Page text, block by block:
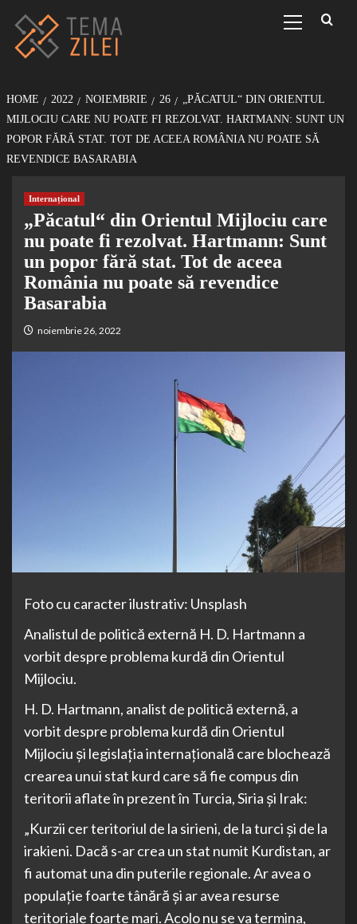
conținut
Menu
HOME 2022 NOIEMBRIE 26
„PĂCATUL“ DIN ORIENTUL
MIJLOCIU CARE NU POATE FI REZOLVAT. HARTMANN: SUNT UN
POPOR FĂRĂ STAT. TOT DE ACEEA ROMÂNIA NU POATE SĂ
REVENDICE BASARABIA
Internațional
„Păcatul“ din Orientul Mijlociu care
nu poate fi rezolvat. Hartmann: Sunt
un popor fără stat. Tot de aceea
România nu poate să revendice
Basarabia
noiembrie 26, 2022
Foto cu caracter ilustrativ: Unsplash
Analistul de politică externă H. D. Hartmann a
vorbit despre problema kurdă din Orientul
Mijlociu.
H. D. Hartmann, analist de politică externă, a
vorbit despre problema kurdă din Orientul
Mijlociu și legislația internațională care blochează
crearea unui stat kurd care să fie compus din
teritorii aflate în prezent în Turcia, Siria și Irak:
„Kurzii cer teritoriul de la sirieni, de la turci și de la
irakieni. Dacă s-ar crea un stat numit Kurdistan, ar
fi automat una din puterile regionale. Ar avea o
populație foarte tânără și ar avea resurse
teritoriale foarte mari. Acolo nu se va termina,